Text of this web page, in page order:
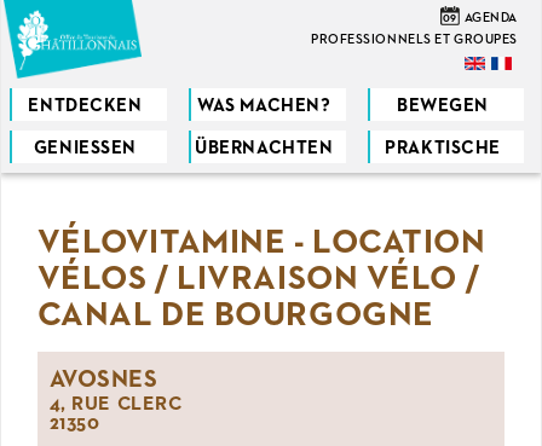
Direkt
zum
Inhalt
09 AGENDA
PROFESSIONNELS ET GROUPES
ENTDECKEN WAS MACHEN? BEWEGEN
GENIESSEN ÜBERNACHTEN PRAKTISCHE
Sie
hierVÉLOVITAMINE - LOCATION
VÉLOS / LIVRAISON VÉLO /
CANAL DE BOURGOGNE
AVOSNES
4, RUE CLERC
21350